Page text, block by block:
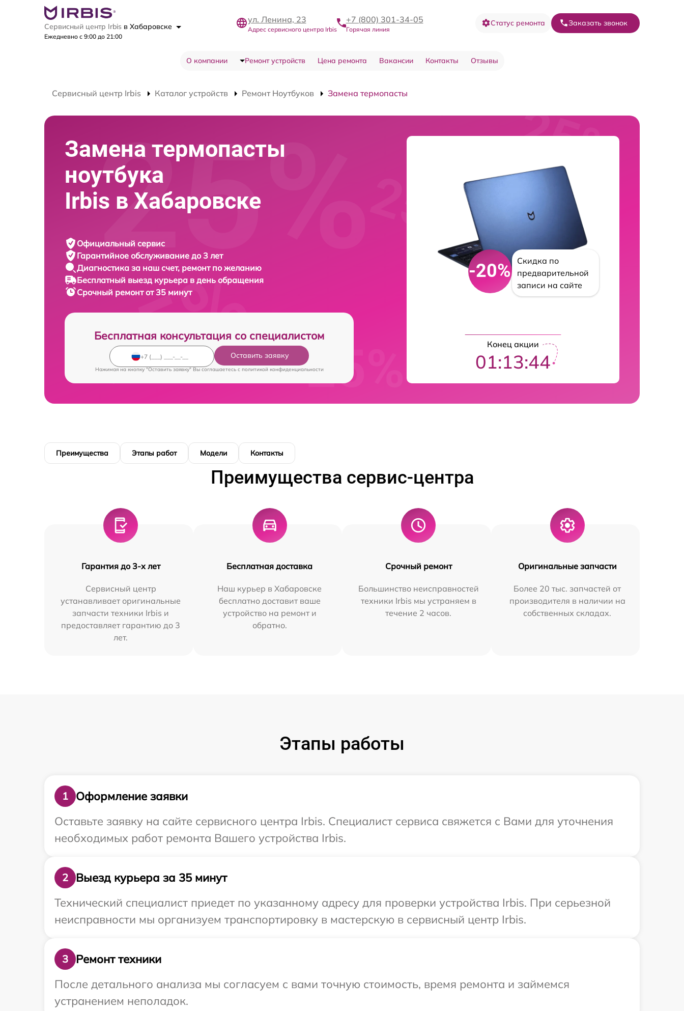
Сервисный центр Irbis в Хабаровске
Ежедневно с 9:00 до 21:00
ул. Ленина, 23
Адрес сервисного центра Irbis
+7 (800) 301-34-05
Горячая линия
Статус ремонта Заказать звонок
О компании Ремонт устройств Цена ремонта Вакансии Контакты Отзывы
Сервисный центр Irbis Каталог устройств Ремонт Ноутбуков Замена термопасты
Замена термопасты
ноутбука
Irbis в Хабаровске
Официальный сервис
Гарантийное обслуживание до 3 лет
Диагностика за наш счет, ремонт по желанию
Бесплатный выезд курьера в день обращения
Срочный ремонтот 35 минут
Бесплатная консультация со специалистом
Оставить заявку
Нажимая на кнопку "Оставить заявку" Вы соглашаетесь c политикой конфиденциальности
-20%
Скидка по
предварительной
записи на сайте
Конец акции
01:13:43
Преимущества Этапы работ Модели Контакты
Преимущества сервис-центра
Гарантия до 3-х лет
Сервисный центр
устанавливает оригинальные
запчасти техники Irbis и
предоставляет гарантию до 3
лет.
Бесплатная доставка
Наш курьер в Хабаровске
бесплатно доставит ваше
устройство на ремонт и
обратно.
Срочный ремонт
Большинство неисправностей
техники Irbis мы устраняем в
течение 2 часов.
Оригинальные запчасти
Более 20 тыс. запчастей от
производителя в наличии на
собственных складах.
Этапы работы
1
Оформление заявки
Оставьте заявку на сайте сервисного центра Irbis. Специалист сервиса свяжется с Вами для уточнения
необходимых работ ремонта Вашего устройства Irbis.
2
Выезд курьера за 35 минут
Технический специалист приедет по указанному адресу для проверки устройства Irbis. При серьезной
неисправности мы организуем транспортировку в мастерскую в сервисный центр Irbis.
3
Ремонт техники
После детального анализа мы согласуем с вами точную стоимость, время ремонта и займемся
устранением неполадок.